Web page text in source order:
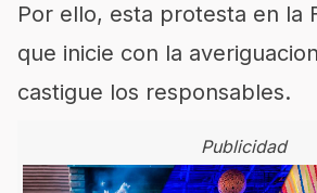
Por ello, esta protesta en la
que inicie con la
castigue los responsables.
Publicidad